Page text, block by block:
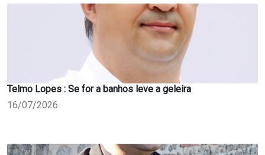
Telmo Lopes : Se for a banhos leve a geleira
16/07/2026